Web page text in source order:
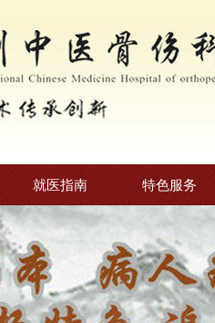
就医指南 特色服务